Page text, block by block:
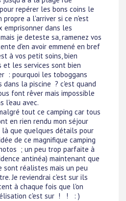
repérer les bons coins le
propre a l'arriver si ce n'est
dans les
je deteste sa, ramenez vos
d'en avoir emmené en bref
à vos petit soins, bien
et les services sont bien
: pourquoi les toboggans
dans la piscine ? c'est quand
font rêver mais impossible
l'eau avec.
tout ce camping car tous
en rien rendu mon séjour
que quelques détails pour
de ce magnifique camping
; un peu trop parfaite à
antinéa) maintenant que
sont réalistes mais un peu
Je reviendrai c'est sur ils
à chaque fois que l'on
c'est sur ! ! : )